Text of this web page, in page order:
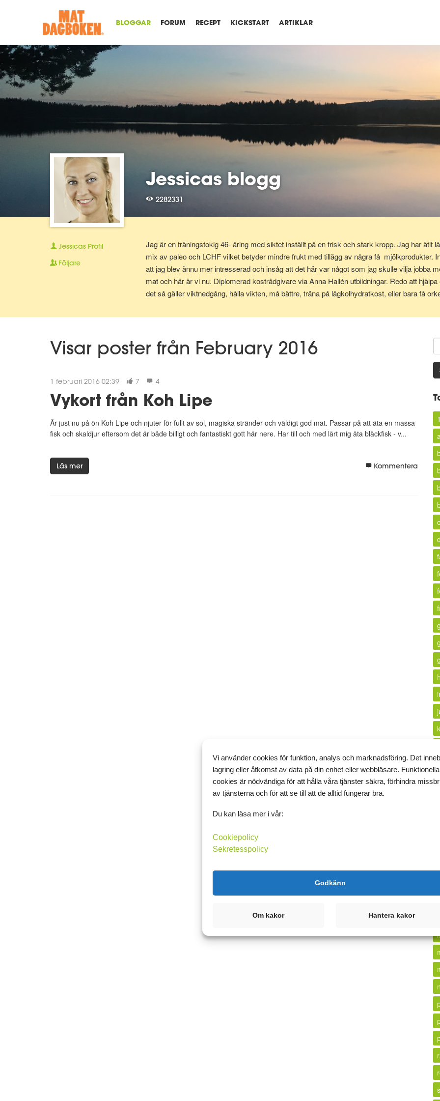
BLOGGAR FORUM RECEPT KICKSTART ARTIKLAR
Jessicas blogg
2282331
Jag är en träningstokig 46- åring med siktet inställt på en frisk och stark kropp. Jag har ätit
mix av paleo och LCHF vilket betyder mindre frukt med tillägg av några få mjölkprodukter.
att jag blev ännu mer intresserad och insåg att det här var något som jag skulle vilja jobba
mat och här är vi nu. Diplomerad kostrådgivare via Anna Hallén utbildningar. Redo att
det så gäller viktnedgång, hålla vikten, må bättre, träna på lågkolhydratkost, eller bara få
Jessicas Profil
Följare
Visar poster från February 2016
1 februari 2016 02:39 7 4
Vykort från Koh Lipe
Är just nu på ön Koh Lipe och njuter för fullt av sol, magiska stränder och väldigt god mat. Passar på att äta en massa
fisk och skaldjur eftersom det är både billigt och fantastiskt gott här nere. Har till och med lärt mig äta bläckfisk - v...
Läs mer Kommentera
Vi använder cookies för funktion, analys och marknadsföring. Det
lagring eller åtkomst av data på din enhet eller webbläsare. Funktionella
cookies är nödvändiga för att hålla våra tjänster säkra, förhindra
av tjänsterna och för att se till att de alltid fungerar bra.
Du kan läsa mer i vår:
Cookiepolicy
Sekretesspolicy
Godkänn
Om kakor Hantera kakor